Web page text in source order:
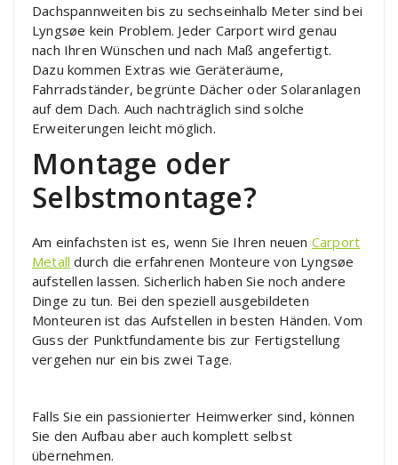
Dachspannweiten bis zu sechseinhalb Meter sind bei
Lyngsøe kein Problem. Jeder Carport wird genau
nach Ihren Wünschen und nach Maß angefertigt.
Dazu kommen Extras wie Geräteräume,
Fahrradständer, begrünte Dächer oder Solaranlagen
auf dem Dach. Auch nachträglich sind solche
Erweiterungen leicht möglich.
Montage oder
Selbstmontage?
Am einfachsten ist es, wenn Sie Ihren neuen Carport
Metall durch die erfahrenen Monteure von Lyngsøe
aufstellen lassen. Sicherlich haben Sie noch andere
Dinge zu tun. Bei den speziell ausgebildeten
Monteuren ist das Aufstellen in besten Händen. Vom
Guss der Punktfundamente bis zur Fertigstellung
vergehen nur ein bis zwei Tage.
Falls Sie ein passionierter Heimwerker sind, können
Sie den Aufbau aber auch komplett selbst
übernehmen.